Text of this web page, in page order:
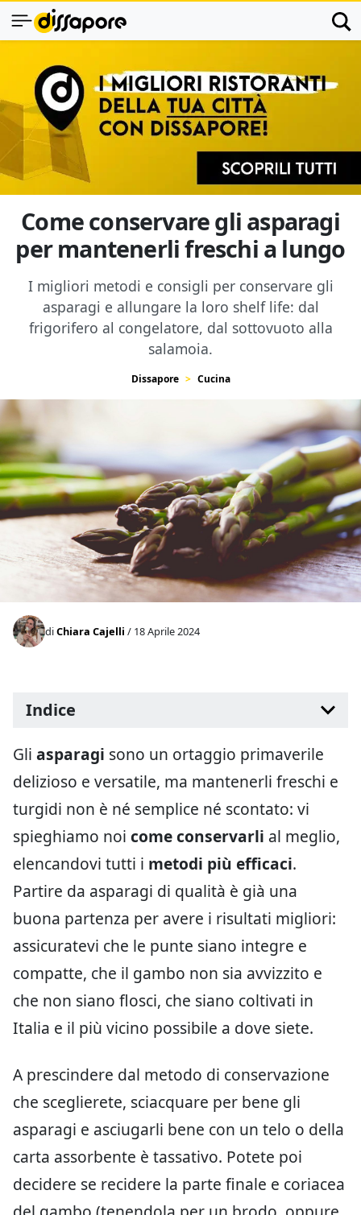
Come conservare gli asparagi
per mantenerli freschi a lungo
I migliori metodi e consigli per conservare gli
asparagi e allungare la loro shelf life: dal
frigorifero al congelatore, dal sottovuoto alla
salamoia.
Dissapore Cucina
diChiara Cajelli / 18 Aprile 2024
Indice
Gli asparagi sono un ortaggio primaverile
delizioso e versatile, ma mantenerli freschi e
turgidi non è né semplice né scontato: vi
spieghiamo noi come conservarli al meglio,
elencandovi tutti i metodi più efficaci.
Partire da asparagi di qualità è già una
buona partenza per avere i risultati migliori:
assicuratevi che le punte siano integre e
compatte, che il gambo non sia avvizzito e
che non siano flosci, che siano coltivati in
Italia e il più vicino possibile a dove siete.
A prescindere dal metodo di conservazione
che sceglierete, sciacquare per bene gli
asparagi e asciugarli bene con un telo o della
carta assorbente è tassativo. Potete poi
decidere se recidere la parte finale e coriacea